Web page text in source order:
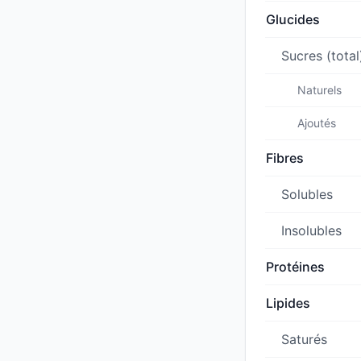
Glucides
Sucres
Naturels
Ajoutés
Fibres
Solubles
Insolubles
Protéines
Lipides
Saturés